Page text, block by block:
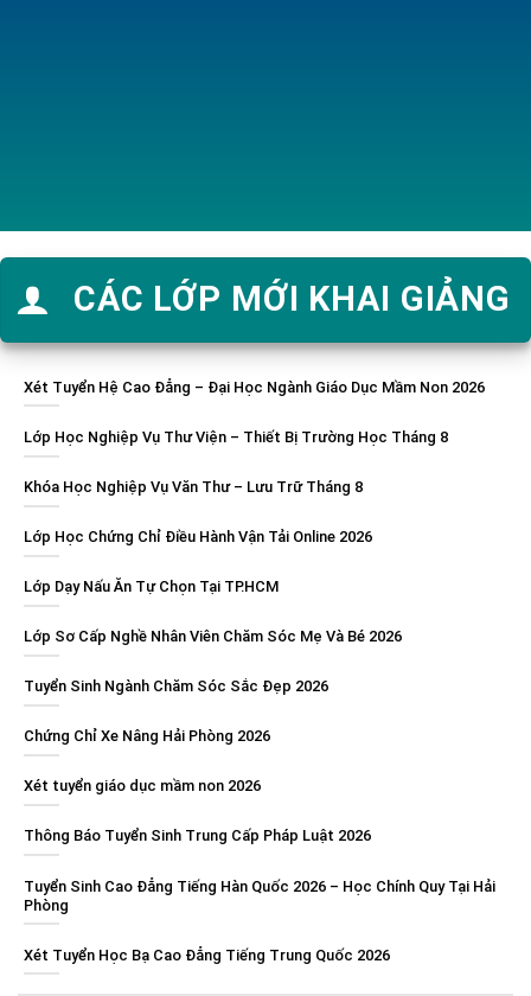
CÁC LỚP MỚI KHAI GIẢNG
Xét Tuyển Hệ Cao Đẳng – Đại Học Ngành Giáo Dục Mầm Non 2026
Lớp Học Nghiệp Vụ Thư Viện – Thiết Bị Trường Học Tháng 8
Khóa Học Nghiệp Vụ Văn Thư – Lưu Trữ Tháng 8
Lớp Học Chứng Chỉ Điều Hành Vận Tải Online 2026
Lớp Dạy Nấu Ăn Tự Chọn Tại TP.HCM
Lớp Sơ Cấp Nghề Nhân Viên Chăm Sóc Mẹ Và Bé 2026
Tuyển Sinh Ngành Chăm Sóc Sắc Đẹp 2026
Chứng Chỉ Xe Nâng Hải Phòng 2026
Xét tuyển giáo dục mầm non 2026
Thông Báo Tuyển Sinh Trung Cấp Pháp Luật 2026
Tuyển Sinh Cao Đẳng Tiếng Hàn Quốc 2026 – Học Chính Quy Tại Hải
Phòng
Xét Tuyển Học Bạ Cao Đẳng Tiếng Trung Quốc 2026